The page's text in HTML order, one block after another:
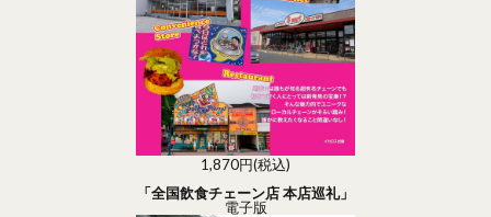
1,870円(税込)
「全国飲食チェーン店 本店巡礼」
電子版